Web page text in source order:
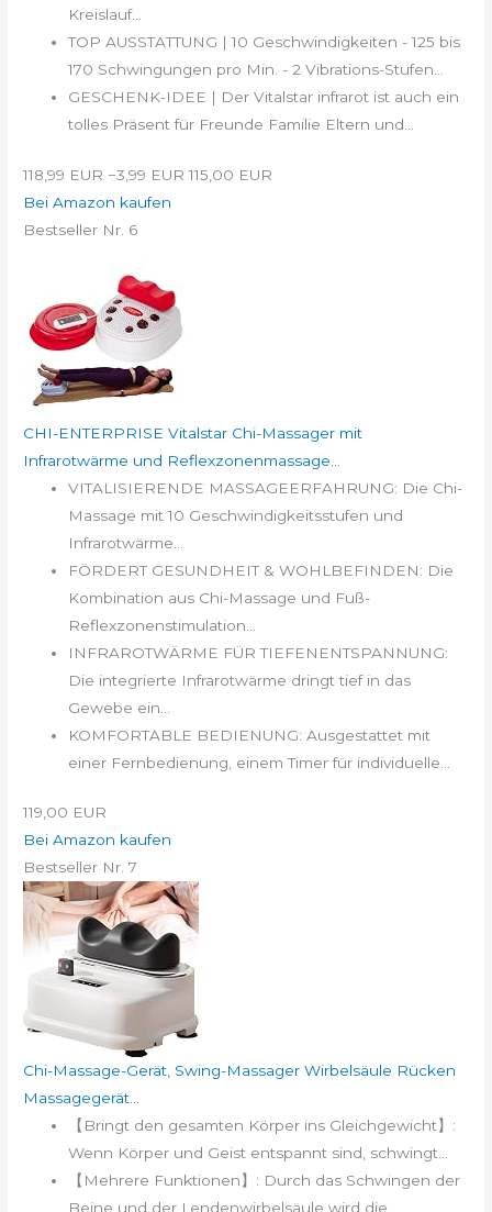
Kreislauf...
TOP AUSSTATTUNG | 10 Geschwindigkeiten - 125 bis
170 Schwingungen pro Min. - 2 Vibrations-Stufen...
GESCHENK-IDEE | Der Vitalstar infrarot ist auch ein
tolles Präsent für Freunde Familie Eltern und...
118,99 EUR −3,99 EUR 115,00 EUR
Bei Amazon kaufen
Bestseller Nr. 6
CHI-ENTERPRISE Vitalstar Chi-Massager mit
Infrarotwärme und Reflexzonenmassage...
VITALISIERENDE MASSAGEERFAHRUNG: Die Chi-
Massage mit 10 Geschwindigkeitsstufen und
Infrarotwärme...
FÖRDERT GESUNDHEIT & WOHLBEFINDEN: Die
Kombination aus Chi-Massage und Fuß-
Reflexzonenstimulation...
INFRAROTWÄRME FÜR TIEFENENTSPANNUNG:
Die integrierte Infrarotwärme dringt tief in das
Gewebe ein...
KOMFORTABLE BEDIENUNG: Ausgestattet mit
einer Fernbedienung, einem Timer für individuelle...
119,00 EUR
Bei Amazon kaufen
Bestseller Nr. 7
Chi-Massage-Gerät, Swing-Massager Wirbelsäule Rücken
Massagegerät...
【Bringt den gesamten Körper ins Gleichgewicht】:
Wenn Körper und Geist entspannt sind, schwingt...
【Mehrere Funktionen】: Durch das Schwingen der
Beine und der Lendenwirbelsäule wird die...